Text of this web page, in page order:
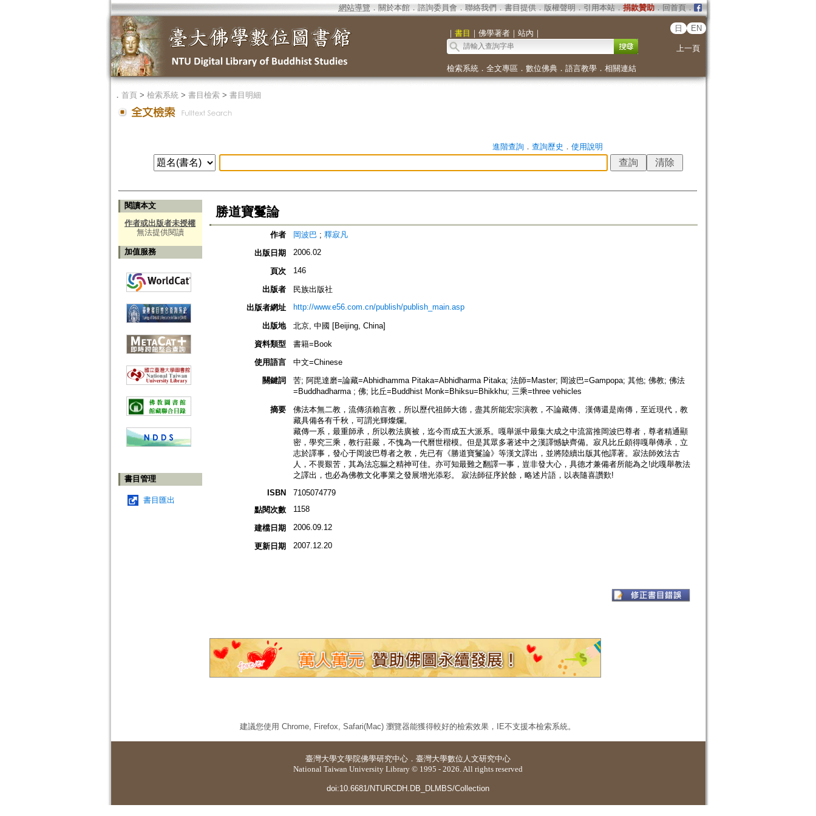
網站導覽 ． 關於本館． 諮詢委員會． 聯絡我們 ． 書目提供． 版權聲明 ． 引用本站． 捐款贊助．回首頁．
｜ 書目 ｜ 佛學著者｜ 站內 ｜
日 EN
上一頁
檢索系統． 全文專區 ． 數位佛典． 語言教學． 相關連結
． 首頁> 檢索系統> 書目檢索> 書目明細
進階查詢． 查詢歷史 ． 使用說明
閱讀本文
作者或出版者未授權
無法提供閱讀
加值服務
書目管理
書目匯出
勝道寶鬘論
作者 岡波巴 ; 釋寂凡
出版日期
2006.02
頁次 146
出版者
民族出版社
出版者網址
http://www.e56.com.cn/publish/publish_main.asp
出版地
北京, 中國 [Beijing, China]
資料類型
書籍=Book
使用語言
中文=Chinese
關鍵詞
苦; 阿毘達磨=論藏=Abhidhamma Pitaka=Abhidharma Pitaka; 法師=Master; 岡波巴=Gampopa; 其他; 佛教; 佛法
=Buddhadharma ; 佛; 比丘=Buddhist Monk=Bhiksu=Bhikkhu; 三乘=three vehicles
摘要
佛法本無二教，流傳須賴言教，所以歷代祖師大德，盡其所能宏宗演教，不論藏傳、漢傳還是南傳，至近現代，教
藏具備各有千秋，可謂光輝燦爛。
藏傳一系，最重師承，所以教法廣被，迄今而成五大派系。嘎舉派中最集大成之中流當推岡波巴尊者，尊者精通顯
密，學究三乘，教行莊嚴，不愧為一代曆世楷模。但是其眾多著述中之漢譯憾缺齊備。寂凡比丘頗得嘎舉傳承，立
志於譯事，發心于岡波巴尊者之教，先已有《勝道寶鬘論》等漢文譯出，並將陸續出版其他譯著。寂法師效法古
人，不畏艱苦，其為法忘軀之精神可佳。亦可知最難之翻譯一事，豈非發大心，具德才兼備者所能為之!此嘎舉教法
之譯出，也必為佛教文化事業之發展增光添彩。 寂法師征序於餘，略述片語，以表隨喜讚歎!
ISBN
7105074779
點閱次數
1158
建檔日期 2006.09.12
更新日期 2007.12.20
建議您使用 Chrome, Firefox, Safari(Mac) 瀏覽器能獲得較好的檢索效果，IE不支援本檢索系統。
臺灣大學文學院佛學研究中心 ． 臺灣大學數位人文研究中心
National Taiwan University Library © 1995 - 2026. All rights reserved
doi:10.6681/NTURCDH.DB_DLMBS/Collection